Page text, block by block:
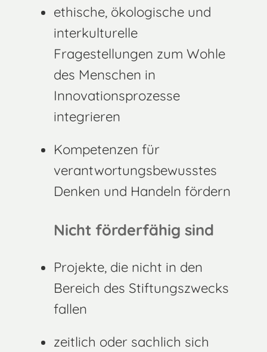
ethische, ökologische und
interkulturelle
Fragestellungen zum Wohle
des Menschen in
Innovationsprozesse
integrieren
Kompetenzen für
verantwortungsbewusstes
Denken und Handeln fördern
Nicht förderfähig sind
Projekte, die nicht in den
Bereich des Stiftungszwecks
fallen
zeitlich oder sachlich sich